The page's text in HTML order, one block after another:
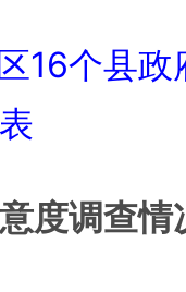
16个县
度调查情